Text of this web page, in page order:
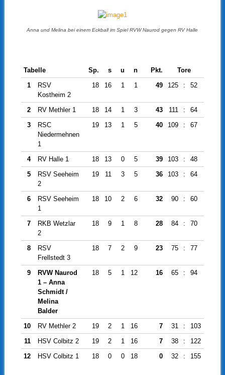
Anna und Melina bei einem Eckball im Spiel RVW Naurod gegen RV Halle
Tabelle Sp. s u n Pkt. Tore
1
RSV
Kostheim 2
18 16 1 1 49 125 : 52
2 RV Methler 1 18 14 1 3 43 111 : 64
3
RSC
Niedermehnen
1
19 13 1 5 40 109 : 67
4 RV Halle 1 18 13 0 5 39 103 : 48
5
RSV Seeheim
2
19 11 3 5 36 103 : 64
6
RSV Seeheim
1
18 10 2 6 32 90 : 60
7
RKB Wetzlar
2
18 9 1 8 28 84 : 70
8
RSV
Frellstedt 3
18 7 2 9 23 75 : 77
9
RVW Naurod
1 – Anna
Schmidt /
Melina
Balder
18 5 1 12 16 65 : 94
10 RV Methler 2 19 2 1 16 7 31 : 103
11
HSV Colbitz 2 19 2 1 16 7 38 : 122
12
HSV Colbitz 1 18 0 0 18 0 32 : 155